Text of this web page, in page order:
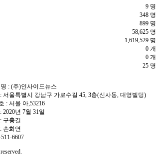
9 명
348 명
899 명
58,625 명
1,619,529 명
0 개
0 개
25 명
: (주)인사이드뉴스
서울특별시 강남구 가로수길 45, 3층(신사동, 대영빌딩)
: 서울 아,53216
2020년 7월 31일
구충길
손화연
6607